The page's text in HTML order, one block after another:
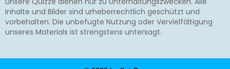
Inhalte und Bilder sind urheberrechtlich geschützt und
vorbehalten. Die unbefugte Nutzung oder Vervielfältigung
unseres Materials ist strengstens untersagt.